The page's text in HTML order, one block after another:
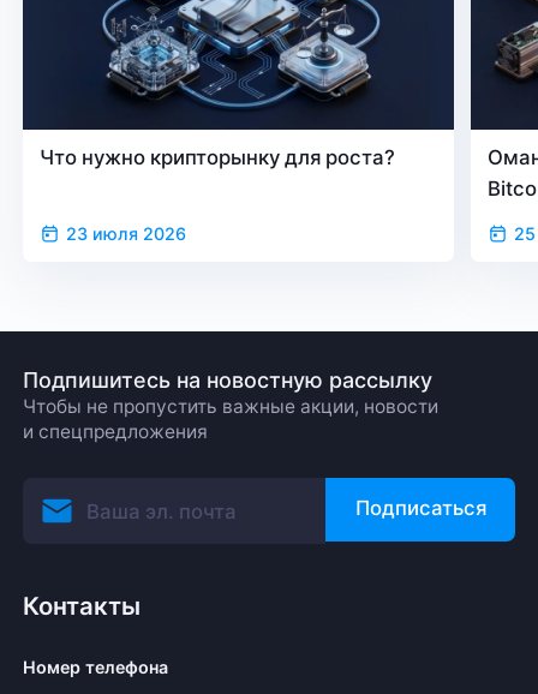
Что нужно крипторынку для роста?
23 июля 2026
Подпишитесь на новостную рассылку
Чтобы не пропустить важные акции, новости
и спецпредложения
Подписаться
Контакты
Номер телефона